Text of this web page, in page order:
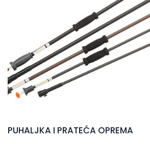
PUHALJKA I PRATEĆA OPREMA